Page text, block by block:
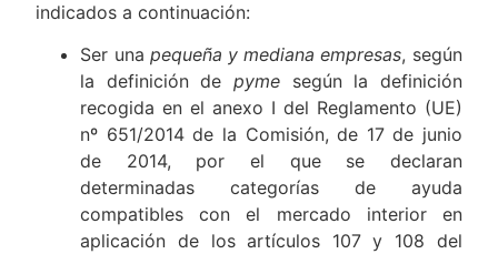
indicados a continuación:
Ser una pequeña y mediana empresas, según
la definición de pyme según la definición
recogida en el anexo I del Reglamento (UE)
nº 651/2014 de la Comisión, de 17 de junio
de 2014, por el que se declaran
determinadas categorías de ayuda
compatibles con el mercado interior en
aplicación de los artículos 107 y 108 del